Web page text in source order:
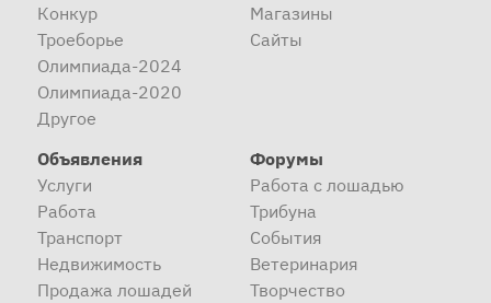
Конкур
Троеборье
Олимпиада-2024
Олимпиада-2020
Другое
Магазины
Сайты
Объявления
Услуги
Работа
Транспорт
Недвижимость
Продажа лошадей
Форумы
Работа с лошадью
Трибуна
События
Ветеринария
Творчество